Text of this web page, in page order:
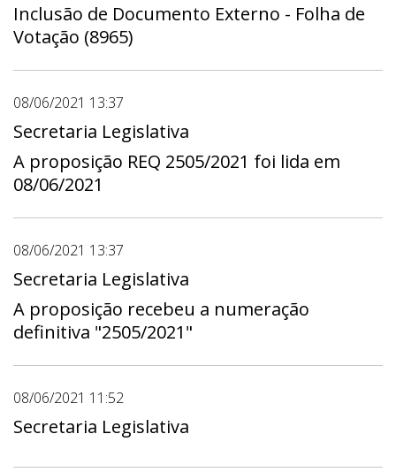
Inclusão de Documento Externo - Folha de
Votação (8965)
08/06/2021 13:37
Secretaria Legislativa
A proposição REQ 2505/2021 foi lida em
08/06/2021
08/06/2021 13:37
Secretaria Legislativa
A proposição recebeu a numeração
definitiva "2505/2021"
08/06/2021 11:52
Secretaria Legislativa